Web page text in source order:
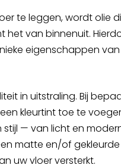
te leggen, wordt olie
van binnenuit.
eigenschappen
in uitstraling. Bij
kleurtint toe te
stijl — van licht en
matte en/of
uw vloer versterkt.